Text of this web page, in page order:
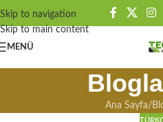
Skip to navigation
Skip to main content
MENÜ
Ana Sayfa/